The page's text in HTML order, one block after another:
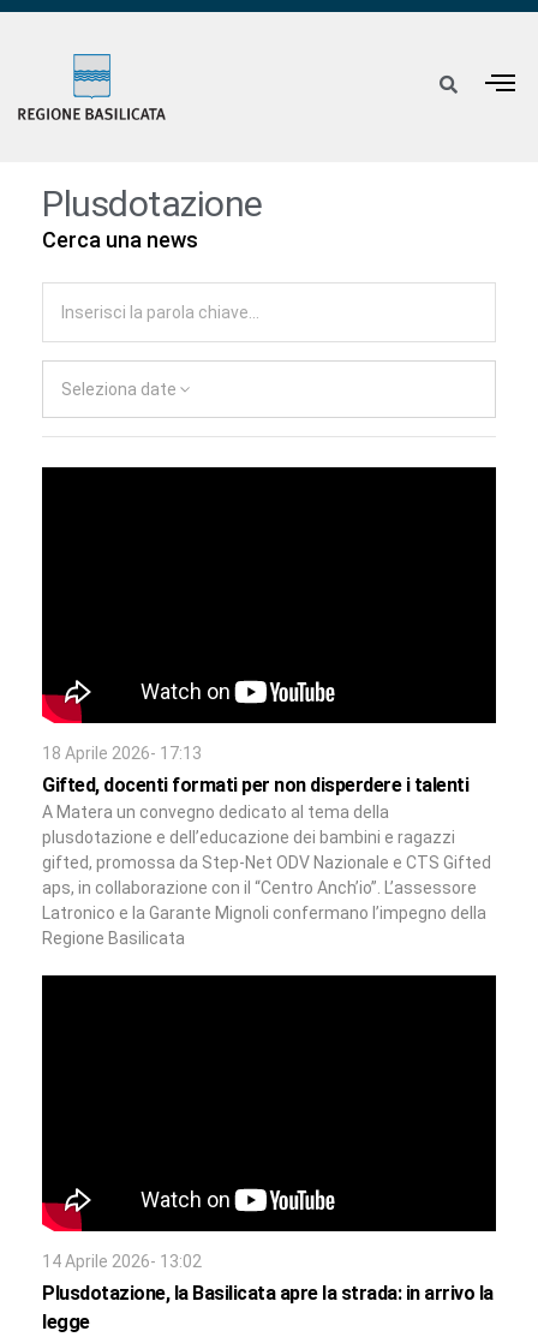
Plusdotazione
Cerca una news
Seleziona date
18 Aprile 2026- 17:13
Gifted, docenti formati per non disperdere i talenti
A Matera un convegno dedicato al tema della
plusdotazione e dell’educazione dei bambini e ragazzi
gifted, promossa da Step-Net ODV Nazionale e CTS Gifted
aps, in collaborazione con il “Centro Anch’io”. L’assessore
Latronico e la Garante Mignoli confermano l’impegno della
Regione Basilicata
14 Aprile 2026- 13:02
Plusdotazione, la Basilicata apre la strada: in arrivo la
legge